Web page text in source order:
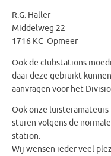
R.G. Haller
Middelweg 22
1716 KC Opmeer
Ook de clubstations
daar deze gebruikt
aanvragen voor het
Ook onze
sturen volgens de
station.
Wij wensen ieder veel